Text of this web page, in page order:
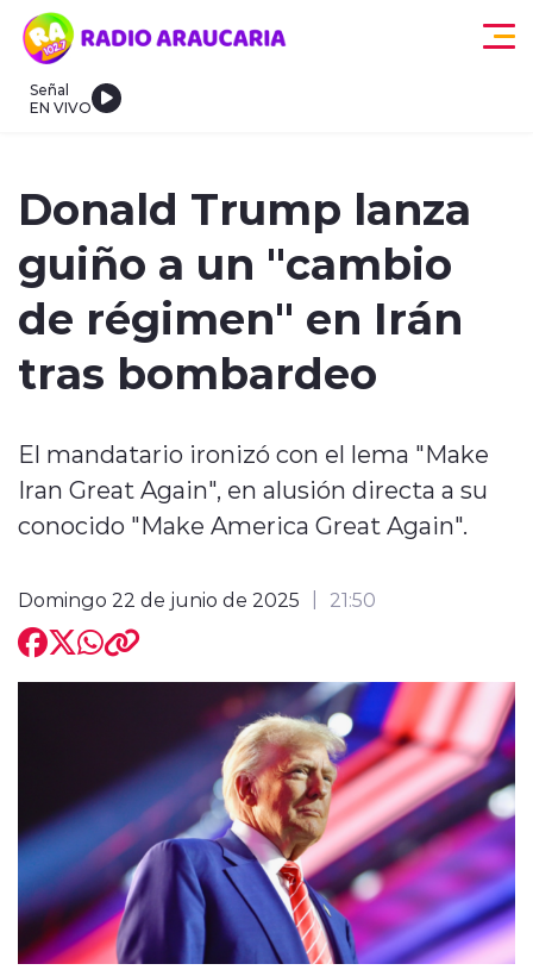
Click acá para ir directamente al contenido
Señal
EN VIVO
modo claro
Donald Trump lanza
guiño a un "cambio
de régimen" en Irán
tras bombardeo
El mandatario ironizó con el lema "Make
Iran Great Again", en alusión directa a su
conocido "Make America Great Again".
Domingo 22 de junio de 2025 21:50